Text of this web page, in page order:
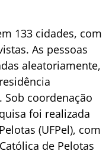
133 cidades, com
As pessoas
aleatoriamente,
coordenação
foi realizada
(UFPel), com
de Pelotas